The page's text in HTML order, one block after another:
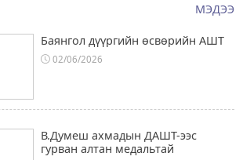
МЭДЭЭ
Баянгол дүүргийн өсвөрийн АШТ
02/06/2026
В.Думеш ахмадын ДАШТ-ээс
гурван алтан медальтай